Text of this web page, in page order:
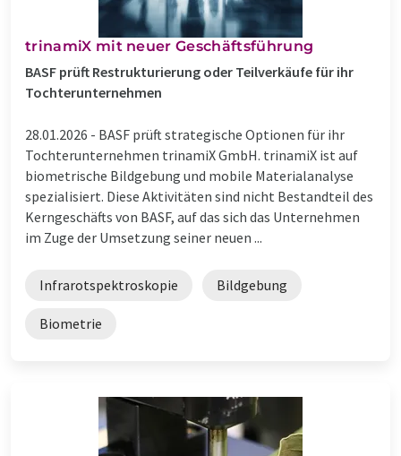
trinamiX mit neuer Geschäftsführung
BASF prüft Restrukturierung oder Teilverkäufe für ihr
Tochterunternehmen
28.01.2026 - BASF prüft strategische Optionen für ihr
Tochterunternehmen trinamiX GmbH. trinamiX ist auf
biometrische Bildgebung und mobile Materialanalyse
spezialisiert. Diese Aktivitäten sind nicht Bestandteil des
Kerngeschäfts von BASF, auf das sich das Unternehmen
im Zuge der Umsetzung seiner neuen ...
Infrarotspektroskopie Bildgebung
Biometrie